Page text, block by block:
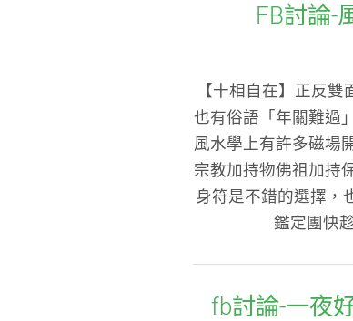
FB討論-
【十相自在】正反
也有俗語「年關難過
風水學上有許多磁場
宗教加持物佛祖加持
身符是不錯的選擇，
鑑定團快
fb討論-一夜